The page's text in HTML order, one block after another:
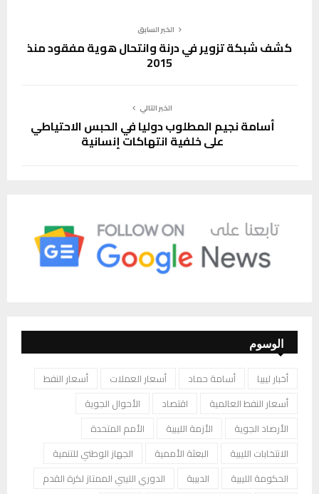
الخبر السابق
كشف شبكة تزوير في درنة وانتحال هوية مفقود منذ
2015
الخبر التالي
أسامة نجيم المطلوب دوليا في الحبس الاحتياطي
على خلفية انتهاكات إنسانية
الوسوم
أخبار ليبيا أسامة حماد أسعار العملات
أسعار النفط
أسعار النفط العالمية
اقتصاد
الأحوال الجوية
الأرصاد الجوية
الأزمة الليبية
الأمم المتحدة
الانتخابات الليبية
البعثة الأممية
الجهاز الوطني للتنمية
الحكومة الليبية
الدبيبة
الدوري الليبي الممتاز لكرة القدم